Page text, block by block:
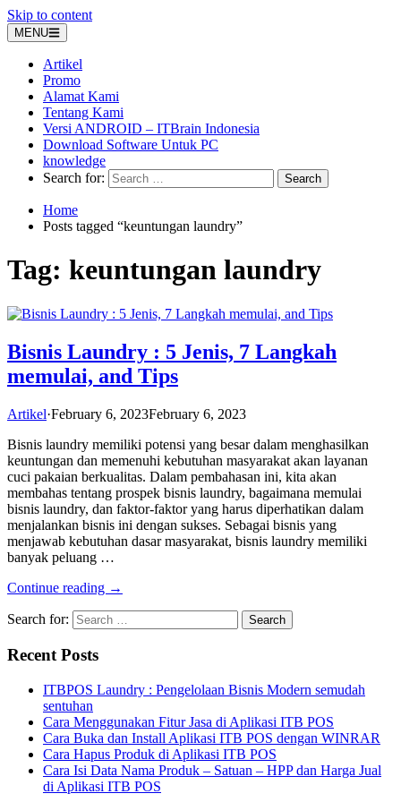
Skip to content
MENU
Artikel
Promo
Alamat Kami
Tentang Kami
Versi ANDROID – ITBrain Indonesia
Download Software Untuk PC
knowledge
Search for:
Home
Posts tagged “keuntungan laundry”
Tag: keuntungan laundry
Bisnis Laundry : 5 Jenis, 7 Langkah
memulai, and Tips
Artikel·February 6, 2023February 6, 2023
Bisnis laundry memiliki potensi yang besar dalam menghasilkan
keuntungan dan memenuhi kebutuhan masyarakat akan layanan
cuci pakaian berkualitas. Dalam pembahasan ini, kita akan
membahas tentang prospek bisnis laundry, bagaimana memulai
bisnis laundry, dan faktor-faktor yang harus diperhatikan dalam
menjalankan bisnis ini dengan sukses. Sebagai bisnis yang
menjawab kebutuhan dasar masyarakat, bisnis laundry memiliki
banyak peluang …
Continue reading →
Search for:
Recent Posts
ITBPOS Laundry : Pengelolaan Bisnis Modern semudah
sentuhan
Cara Menggunakan Fitur Jasa di Aplikasi ITB POS
Cara Buka dan Install Aplikasi ITB POS dengan WINRAR
Cara Hapus Produk di Aplikasi ITB POS
Cara Isi Data Nama Produk – Satuan – HPP dan Harga Jual
di Aplikasi ITB POS